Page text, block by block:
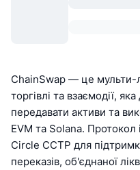
ChainSwap — це
торгівлі та взаємодії,
передавати активи та
EVM та Solana. Протокол
Circle CCTP для
переказів, об'єднаної